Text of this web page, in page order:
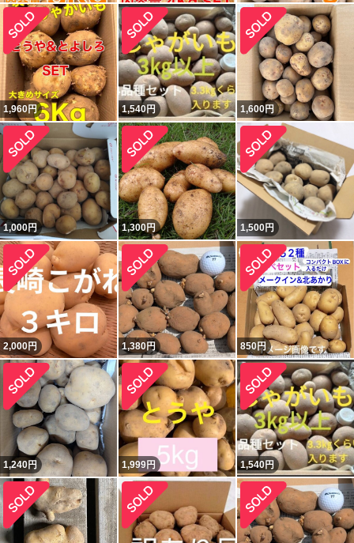
1,960円 1,540円 1,600円
1,000円 1,300円 1,500円
2,000円 1,380円 850円
1,240円 1,999円 1,540円